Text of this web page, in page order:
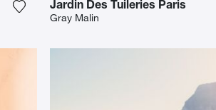
Fügen Sie das Foto meiner
Jardin Des Tuileries Paris
Gray Malin